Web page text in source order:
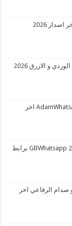
تحميل واتس اب بلس ضد الحظر اخر اصدار 2026
تنزيل واتساب عمر باذيب العنابي و الوردي و الازرق 2026
تحميل واتساب ادم ضد الحظر AdamWhatsApp اخر
تنزيل واتساب واتساب جي بي 2026 GBWhatsapp برابط
الرفاعي اخر